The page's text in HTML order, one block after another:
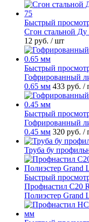
Быстрый
Сгон стальной
12 руб. / шт
Быстрый
Гофрированный
0.65 мм 433 руб. /
Быстрый
Гофрированный
0.45 мм 320 руб. /
Труба бу
Быстрый
Профнастил С20
Полиэстер Grand